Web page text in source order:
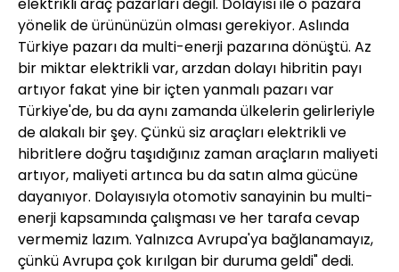
yönelik de ürününüzün olması gerekiyor. Aslında
Türkiye pazarı da multi-enerji pazarına dönüştü. Az
bir miktar elektrikli var, arzdan dolayı hibritin payı
artıyor fakat yine bir içten yanmalı pazarı var
Türkiye'de, bu da aynı zamanda ülkelerin gelirleriyle
de alakalı bir şey. Çünkü siz araçları elektrikli ve
hibritlere doğru taşıdığınız zaman araçların maliyeti
artıyor, maliyeti artınca bu da satın alma gücüne
dayanıyor. Dolayısıyla otomotiv sanayinin bu multi-
enerji kapsamında çalışması ve her tarafa cevap
vermemiz lazım. Yalnızca Avrupa'ya bağlanamayız,
çünkü Avrupa çok kırılgan bir duruma geldi" dedi.